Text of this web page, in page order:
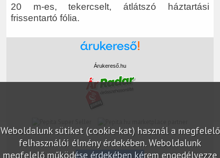
20 m-es, tekercselt, átlátszó háztartási
frissentartó fólia.
Weboldalunk sütiket (cookie-kat) használ a megfelelő
felhasználói élmény érdekében. Weboldalunk
megfelelő működése érdekében kérem engedélyezze
Árukereső.hu